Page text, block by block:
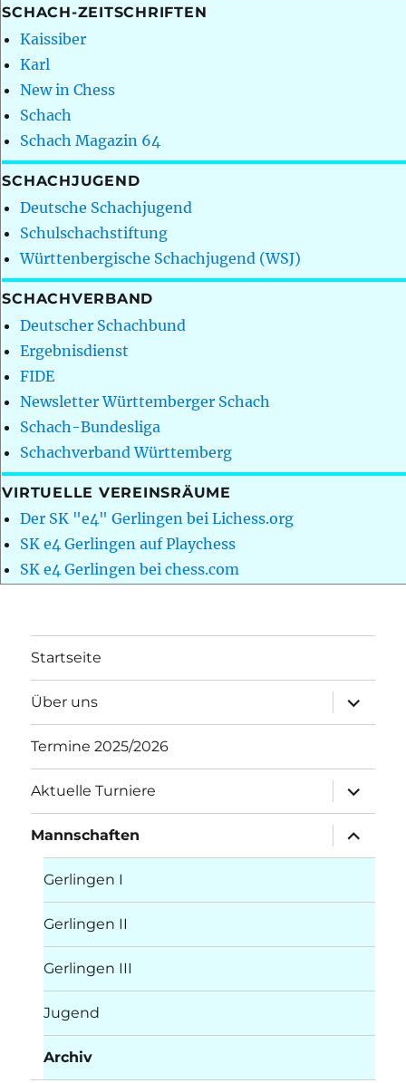
SCHACH-ZEITSCHRIFTEN
Kaissiber
Karl
New in Chess
Schach
Schach Magazin 64
SCHACHJUGEND
Deutsche Schachjugend
Schulschachstiftung
Württenbergische Schachjugend (WSJ)
SCHACHVERBAND
Deutscher Schachbund
Ergebnisdienst
FIDE
Newsletter Württemberger Schach
Schach-Bundesliga
Schachverband Württemberg
VIRTUELLE VEREINSRÄUME
Der SK "e4" Gerlingen bei Lichess.org
SK e4 Gerlingen auf Playchess
SK e4 Gerlingen bei chess.com
Startseite
Über uns
öffnen
Termine 2025/2026
Aktuelle Turniere
öffnen
Mannschaften
öffnen
Gerlingen I
Gerlingen II
Gerlingen III
Jugend
Archiv